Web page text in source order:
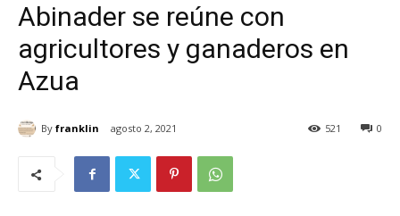
Abinader se reúne con
agricultores y ganaderos en
Azua
By franklin agosto 2, 2021 0
521